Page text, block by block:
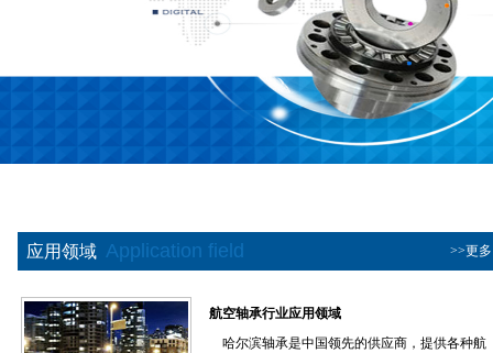
应用领域 Application field >>更多
航空轴承行业应用领域
哈尔滨轴承是中国领先的供应商，提供各种航